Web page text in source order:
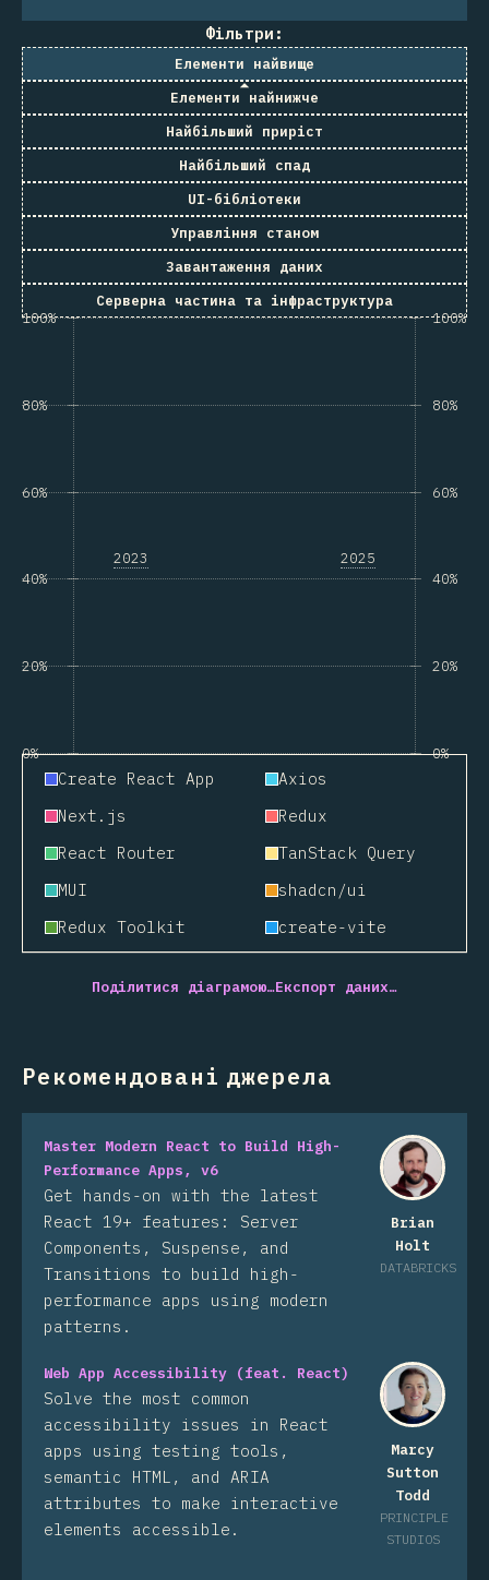
Фільтри:
Елементи найвище
Елементи найнижче
Найбільший приріст
Найбільший спад
UI-бібліотеки
Управління станом
Завантаження даних
Серверна частина та інфраструктура
0%
20%
40%
60%
80%
100%
2023 2025
0%
20%
40%
60%
80%
100%
Create React App
Axios
Next.js
Redux
React Router
TanStack Query
MUI
shadcn/ui
Redux Toolkit
create-vite
Поділитися діаграмою…Експорт даних…
Рекомендовані джерела
Brian
Holt
DATABRICKS
Master Modern React to Build High-
Performance Apps, v6
Get hands-on with the latest
React 19+ features: Server
Components, Suspense, and
Transitions to build high-
performance apps using modern
patterns.
Marcy
Sutton
Todd
PRINCIPLE
STUDIOS
Web App Accessibility (feat. React)
Solve the most common
accessibility issues in React
apps using testing tools,
semantic HTML, and ARIA
attributes to make interactive
elements accessible.